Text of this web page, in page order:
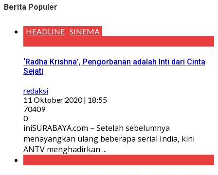
Berita Populer
HEADLINE SINEMA
‘Radha Krishna’, Pengorbanan adalah Inti dari Cinta
Sejati
redaksi
11 Oktober 2020 | 18:55
70409
0
iniSURABAYA.com – Setelah sebelumnya
menayangkan ulang beberapa serial India, kini
ANTV menghadirkan ...